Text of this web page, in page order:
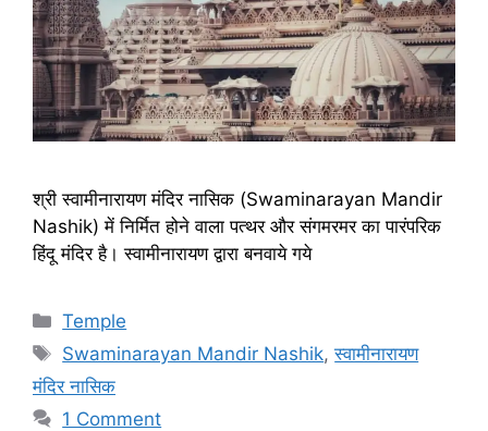
श्री स्वामीनारायण मंदिर नासिक (Swaminarayan Mandir
Nashik) में निर्मित होने वाला पत्थर और संगमरमर का पारंपरिक
हिंदू मंदिर है। स्वामीनारायण द्वारा बनवाये गये
Categories
Temple
Tags
Swaminarayan Mandir Nashik,स्वामीनारायण
मंदिर नासिक
1 Comment